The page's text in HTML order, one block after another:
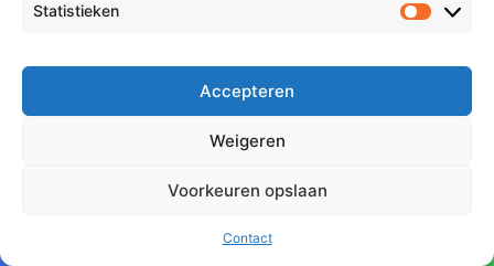
Statistieken
Accepteren
Weigeren
Voorkeuren opslaan
Contact
Radio & TV